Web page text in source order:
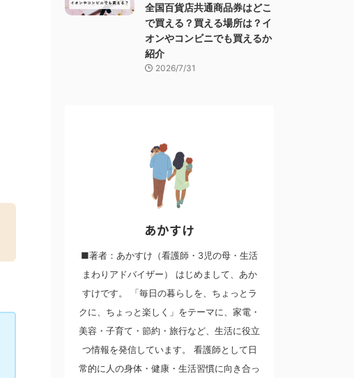
全国百貨店共通商品券はどこ
で買える？買える場所は？イ
オンやコンビニでも買えるか
紹介
2026/7/31
あかすけ
■著者：あかすけ（看護師・3児の母・生活
まわりアドバイザー） はじめまして、あか
すけです。 「毎日の暮らしを、ちょっとラ
クに、ちょっと楽しく」をテーマに、家電・
美容・子育て・節約・旅行など、生活に役立
つ情報を発信しています。 看護師として日
常的に人の身体・健康・生活習慣に向き合っ